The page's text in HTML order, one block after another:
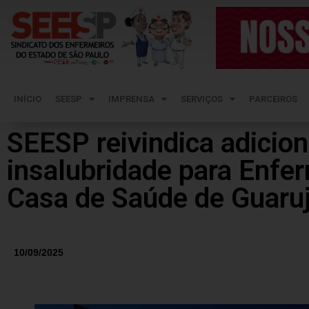
INÍCIO SEESP IMPRENSA SERVIÇOS PARCEIROS
SEESP reivindica
insalubridade para
Casa de Saúde de
10/09/2025